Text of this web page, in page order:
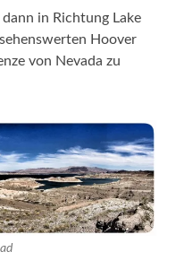
dann in Richtung Lake
Hoover
von Nevada zu